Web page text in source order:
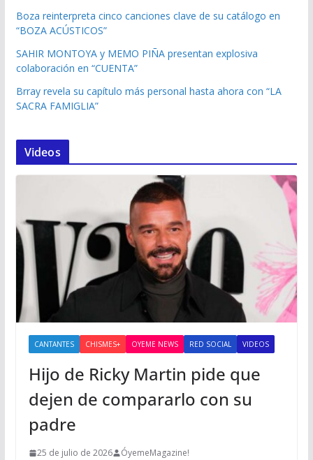
Boza reinterpreta cinco canciones clave de su catálogo en
“BOZA ACÚSTICOS”
SAHIR MONTOYA y MEMO PIÑA presentan explosiva
colaboración en “CUENTA”
Brray revela su capítulo más personal hasta ahora con “LA
SACRA FAMIGLIA”
Videos
CANTANTES CHISMES+ OYEME NEWS RED SOCIAL VIDEOS
Hijo de Ricky Martin pide que
dejen de compararlo con su
padre
25 de julio de 2026 ÓyemeMagazine!